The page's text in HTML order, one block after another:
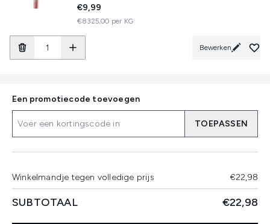
€9,99
€8325,00 per KG
Bewerken
Een promotiecode toevoegen
TOEPASSEN
Winkelmandje tegen volledige prijs €22,98
SUBTOTAAL €22,98